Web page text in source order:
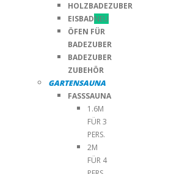
HOLZBADEZUBER
EISBADNEU
ÖFEN FÜR
BADEZUBER
BADEZUBER
ZUBEHÖR
GARTENSAUNA
FASSSAUNA
1.6M
FÜR 3
PERS.
2M
FÜR 4